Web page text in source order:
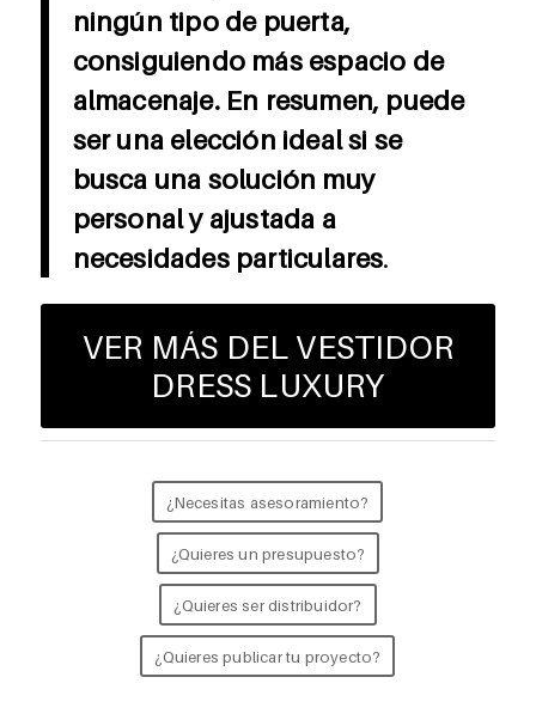
ningún tipo de puerta,
consiguiendo más espacio de
almacenaje. En resumen, puede
ser una elección ideal si se
busca una solución muy
personal y ajustada a
necesidades particulares.
VER MÁS DEL VESTIDOR
DRESS LUXURY
¿Necesitas asesoramiento?
¿Quieres un presupuesto?
¿Quieres ser distribuidor?
¿Quieres publicar tu proyecto?